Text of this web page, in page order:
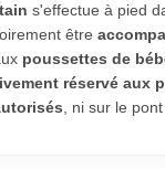
s'effectue à pied
être
poussettes de
réservé aux
, ni sur le